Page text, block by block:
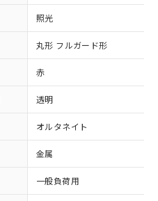
照光
丸形 フルガード形
赤
透明
オルタネイト
金属
一般負荷用